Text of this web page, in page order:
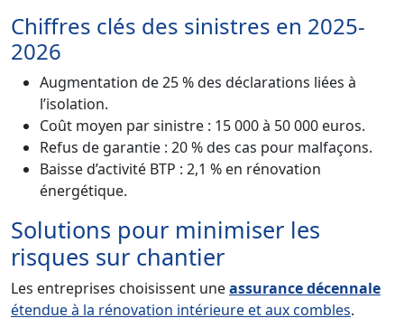
Chiffres clés des sinistres en 2025-
2026
Augmentation de 25 % des déclarations liées à
l’isolation.
Coût moyen par sinistre : 15 000 à 50 000 euros.
Refus de garantie : 20 % des cas pour malfaçons.
Baisse d’activité BTP : 2,1 % en rénovation
énergétique.
Solutions pour minimiser les
risques sur chantier
Les entreprises choisissent uneassurance décennale
étendue à la rénovation intérieure et aux combles.